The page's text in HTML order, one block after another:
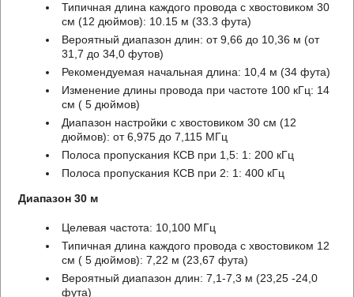
Типичная длина каждого провода с хвостовиком 30
см (12 дюймов): 10.15 м (33.3 фута)
Вероятный диапазон длин: от 9,66 до 10,36 м (от
31,7 до 34,0 футов)
Рекомендуемая начальная длина: 10,4 м (34 фута)
Изменение длины провода при частоте 100 кГц: 14
см ( 5 дюймов)
Диапазон настройки с хвостовиком 30 см (12
дюймов): от 6,975 до 7,115 МГц
Полоса пропускания КСВ при 1,5: 1: 200 кГц
Полоса пропускания КСВ при 2: 1: 400 кГц
Диапазон 30 м
Целевая частота: 10,100 МГц
Типичная длина каждого провода с хвостовиком 12
см ( 5 дюймов): 7,22 м (23,67 фута)
Вероятный диапазон длин: 7,1-7,3 м (23,25 -24,0
фута)